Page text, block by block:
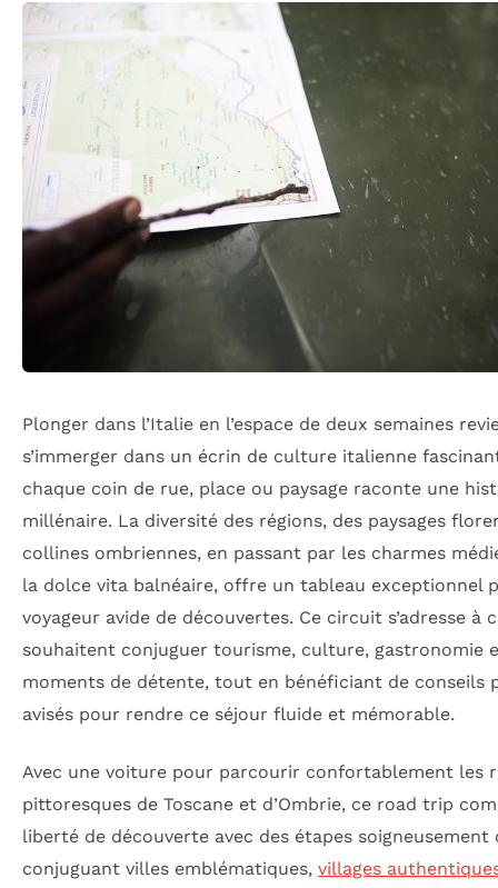
Plonger dans l’Italie en l’espace de deux semaines
s’immerger dans un écrin de culture italienne
chaque coin de rue, place ou paysage raconte une
millénaire. La diversité des régions, des paysages
collines ombriennes, en passant par les charmes
la dolce vita balnéaire, offre un tableau exceptionnel
voyageur avide de découvertes. Ce circuit s’adresse à
souhaitent conjuguer tourisme, culture, gastronomie
moments de détente, tout en bénéficiant de conseils
avisés pour rendre ce séjour fluide et mémorable.
Avec une voiture pour parcourir confortablement les
pittoresques de Toscane et d’Ombrie, ce road trip
liberté de découverte avec des étapes soigneusement
conjuguant villes emblématiques, villages